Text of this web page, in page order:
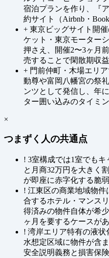
宿泊プランを作り、『
約サイト（Airbnb・
+ 東京ビッグサイト開
ケット・東京モーター
押さえ、開催2〜3ヶ月
売することで閑散期収
+ 門前仲町・木場エリ
動尊や富岡八幡宮の祭
ンツとして発信し、年
ター囲い込みのタイミ
×
つまずく人の共通点
! 3室構成では1室でも
と月商32万円を大きく
が即座に赤字化する脆
! 江東区の商業地域物件
合するホテル・マンス
得済みの物件自体が希
ヶ月を要するケースが
! 湾岸エリア特有の液
水想定区域に物件が含
安全説明義務と損害保